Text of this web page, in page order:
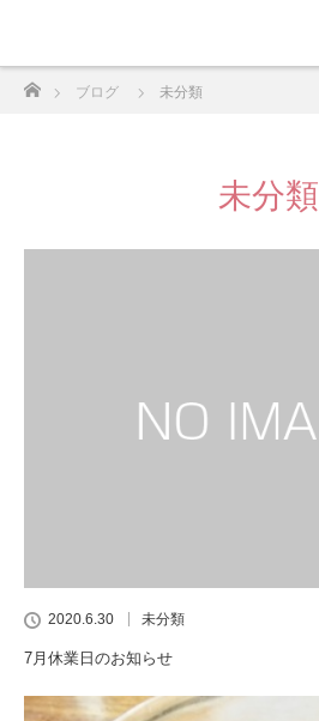
ブログ 未分類
未分類
2020.6.30 未分類
7月休業日のお知らせ